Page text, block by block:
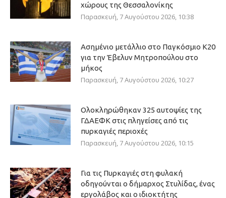
χώρους της Θεσσαλονίκης
Παρασκευή, 7 Αυγούστου 2026, 10:38
Ασημένιο μετάλλιο στο Παγκόσμιο Κ20
για την Έβελυν Μητροπούλου στο
μήκος
Παρασκευή, 7 Αυγούστου 2026, 10:27
Ολοκληρώθηκαν 325 αυτοψίες της
ΓΔΑΕΦΚ στις πληγείσες από τις
πυρκαγιές περιοχές
Παρασκευή, 7 Αυγούστου 2026, 10:15
Για τις Πυρκαγιές στη φυλακή
οδηγούνται ο δήμαρχος Στυλίδας, ένας
εργολάβος και ο ιδιοκτήτης